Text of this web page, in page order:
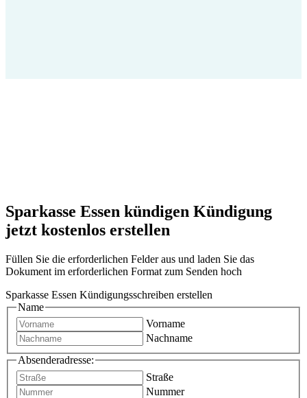
Sparkasse Essen kündigen Kündigung
jetzt kostenlos erstellen
Füllen Sie die erforderlichen Felder aus und laden Sie das
Dokument im erforderlichen Format zum Senden hoch
Sparkasse Essen Kündigungsschreiben erstellen
Name
Vorname
Nachname
Absenderadresse:
Straße
Nummer